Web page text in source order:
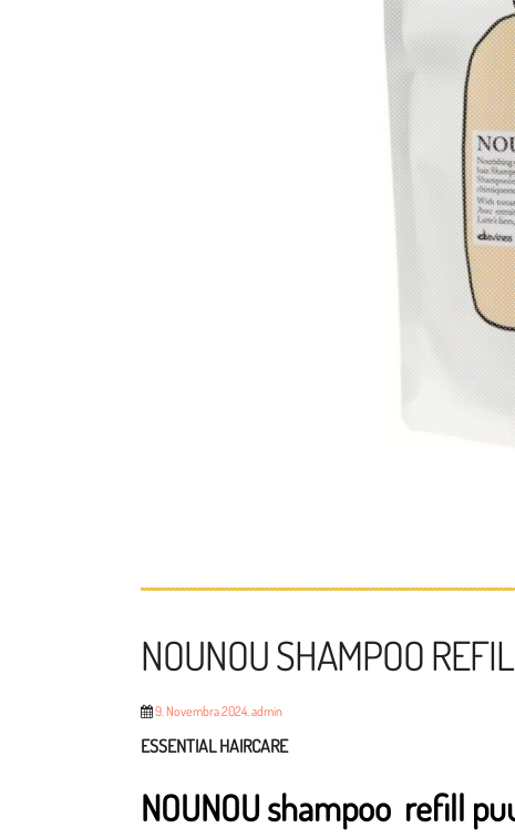
NOUNOU SHAMPOO
9. Novembra 2024. admin
ESSENTIAL HAIRCARE
NOUNOU shampoo refill